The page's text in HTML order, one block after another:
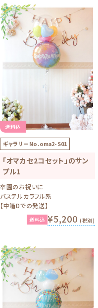
送料込
ギャラリーNo.oma2-S01
「オマカセ2コセット」のサン
プル1
卒園のお祝いに
パステルカラフル系
【中箱Dでの発送】
送料込 ¥5,200(税別)